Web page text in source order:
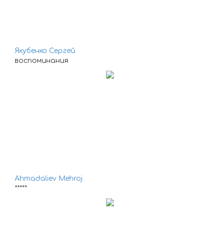
Якубенко Сергей
воспоминания
Ahmadaliev Mehroj
*****